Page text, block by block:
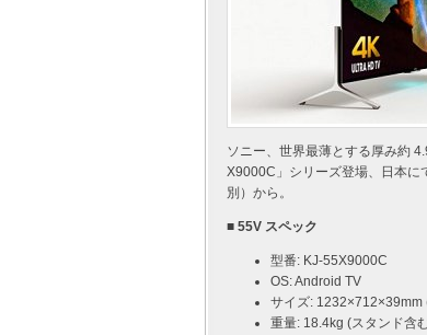
ソニー、世界最薄とする厚み約
X9000C」シリーズ登場、日本
別）から。
■ 55V スペック
型番: KJ-55X9000C
OS: Android TV
サイズ:
重量: 18.4kg (スタンド含